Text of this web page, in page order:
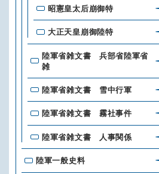
昭憲皇太后崩御特
大正天皇崩御陸特
陸軍省雑文書 兵部省陸軍省
雑
陸軍省雑文書 雪中行軍
陸軍省雑文書 霧社事件
陸軍省雑文書 人事関係
陸軍一般史料